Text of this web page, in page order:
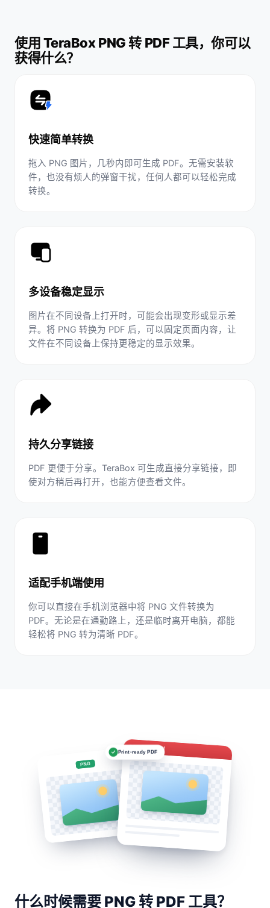
使用 TeraBox PNG 转 PDF 工具，你可以
获得什么？
快速简单转换
拖入 PNG 图片，几秒内即可生成 PDF。无需安装软
件，也没有烦人的弹窗干扰，任何人都可以轻松完成
转换。
多设备稳定显示
图片在不同设备上打开时，可能会出现变形或显示差
异。将 PNG 转换为 PDF 后，可以固定页面内容，让
文件在不同设备上保持更稳定的显示效果。
持久分享链接
PDF 更便于分享。TeraBox 可生成直接分享链接，即
使对方稍后再打开，也能方便查看文件。
适配手机端使用
你可以直接在手机浏览器中将 PNG 文件转换为
PDF。无论是在通勤路上，还是临时离开电脑，都能
轻松将 PNG 转为清晰 PDF。
Print-ready PDF
PNG
Image.pdf
什么时候需要 PNG 转 PDF 工具？